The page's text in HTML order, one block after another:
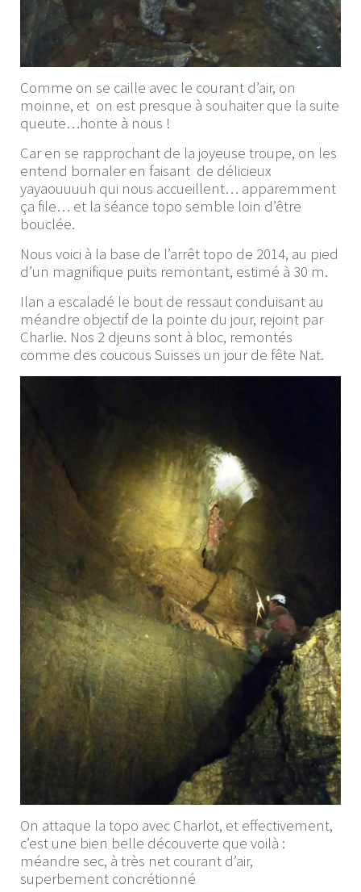
Comme on se caille avec le courant d’air, on
moinne, et on est presque à souhaiter que la suite
queute…honte à nous !
Car en se rapprochant de la joyeuse troupe, on les
entend bornaler en faisant de délicieux
yayaouuuuh qui nous accueillent… apparemment
ça file… et la séance topo semble loin d’être
bouclée.
Nous voici à la base de l’arrêt topo de 2014, au pied
d’un magnifique puits remontant, estimé à 30 m.
Ilan a escaladé le bout de ressaut conduisant au
méandre objectif de la pointe du jour, rejoint par
Charlie. Nos 2 djeuns sont à bloc, remontés
comme des coucous Suisses un jour de fête Nat.
On attaque la topo avec Charlot, et effectivement,
c’est une bien belle découverte que voilà :
méandre sec, à très net courant d’air,
superbement concrétionné